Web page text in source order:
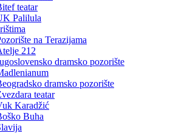
teatar
Palilula
na Terazijama
212
dramsko pozorište
dramsko pozorište
teatar
Karadžić
Buha